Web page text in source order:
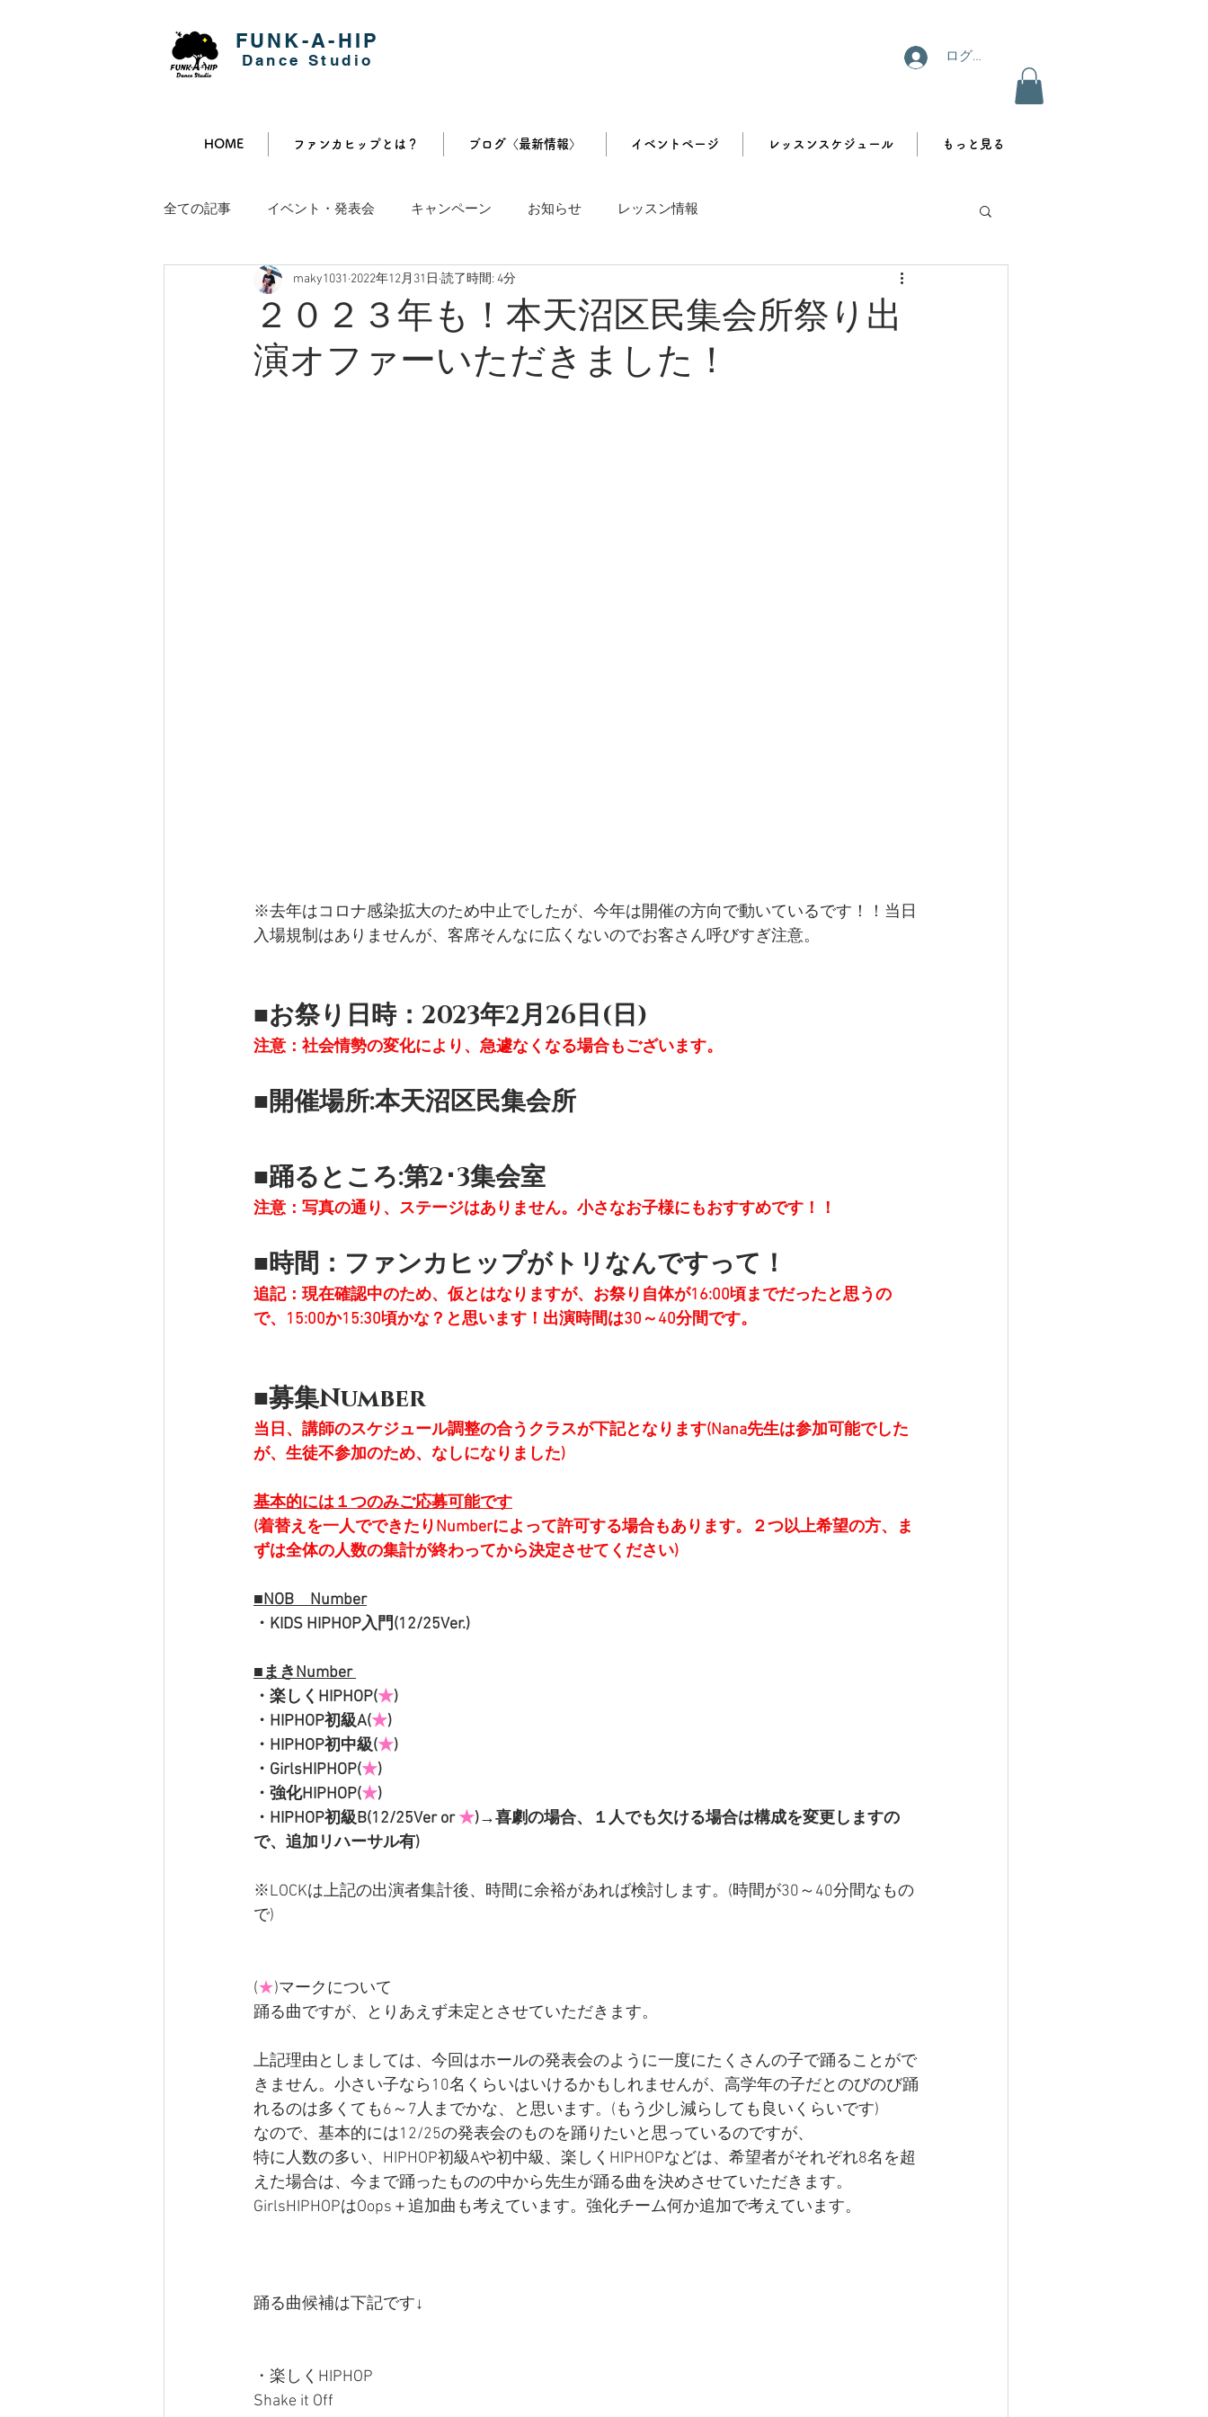
FUNK-A-HIP
​Dance Studio ログイン
HOME ファンカヒップとは？ ブログ〈最新情報〉 イベントページ レッスンスケジュール もっと見る
全ての記事 イベント・発表会 キャンペーン お知らせ レッスン情報
２０２３年も！本天沼区民集会所祭り出
演オファーいただきました！
maky1031 2022年12月31日 読了時間: 4分
※去年はコロナ感染拡大のため中止でしたが、今年は開催の方向で動いているです！！当日
入場規制はありませんが、客席そんなに広くないのでお客さん呼びすぎ注意。
■お祭り日時：2023年2月26日(日)
注意：社会情勢の変化により、急遽なくなる場合もございます。
■開催場所:本天沼区民集会所
■踊るところ:第2･3集会室
注意：写真の通り、ステージはありません。小さなお子様にもおすすめです！！
■時間：ファンカヒップがトリなんですって！
追記：現在確認中のため、仮とはなりますが、お祭り自体が16:00頃までだったと思うの
で、15:00か15:30頃かな？と思います！出演時間は30～40分間です。
■募集Number
当日、講師のスケジュール調整の合うクラスが下記となります(Nana先生は参加可能でした
が、生徒不参加のため、なしになりました)
基本的には１つのみご応募可能です
(着替えを一人でできたりNumberによって許可する場合もあります。２つ以上希望の方、ま
ずは全体の人数の集計が終わってから決定させてください)
■NOB　Number
・KIDS HIPHOP入門(12/25Ver.)
■まきNumber
・楽しくHIPHOP(★)
・HIPHOP初級A(★)
・HIPHOP初中級(★)
・GirlsHIPHOP(★)
・強化HIPHOP(★)
・HIPHOP初級B(12/25Ver or ★)→喜劇の場合、１人でも欠ける場合は構成を変更しますの
で、追加リハーサル有)
※LOCKは上記の出演者集計後、時間に余裕があれば検討します。(時間が30～40分間なもの
で)
(★)マークについて
踊る曲ですが、とりあえず未定とさせていただきます。
上記理由としましては、今回はホールの発表会のように一度にたくさんの子で踊ることがで
きません。小さい子なら10名くらいはいけるかもしれませんが、高学年の子だとのびのび踊
れるのは多くても6～7人までかな、と思います。(もう少し減らしても良いくらいです)
なので、基本的には12/25の発表会のものを踊りたいと思っているのですが、
特に人数の多い、HIPHOP初級Aや初中級、楽しくHIPHOPなどは、希望者がそれぞれ8名を超
えた場合は、今まで踊ったものの中から先生が踊る曲を決めさせていただきます。
GirlsHIPHOPはOops＋追加曲も考えています。強化チーム何か追加で考えています。
踊る曲候補は下記です↓
・楽しくHIPHOP
Shake it Off